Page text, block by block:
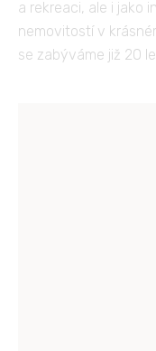
a rekreaci, ale i jako
nemovitostí v
se zabýváme již 20